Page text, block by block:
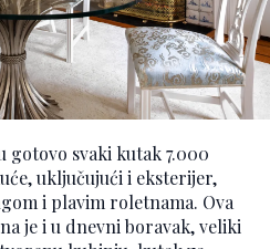
gotovo svaki kutak 7.000
uključujući i eksterijer,
i plavim roletnama. Ova
je i u dnevni boravak, veliki